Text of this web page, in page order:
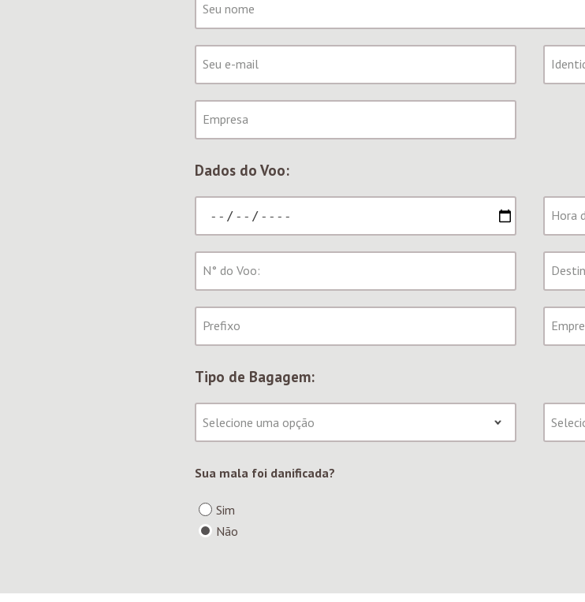
Dados do Voo:
Tipo de Bagagem:
Sua mala foi danificada?
Sim
Não